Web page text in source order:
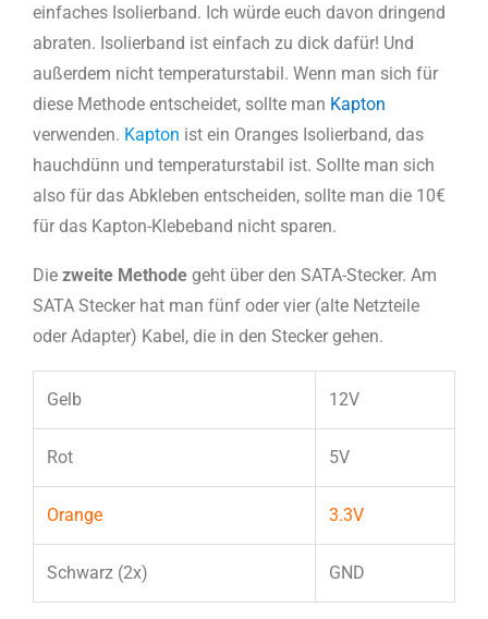
einfaches Isolierband. Ich würde euch davon dringend
abraten. Isolierband ist einfach zu dick dafür! Und
außerdem nicht temperaturstabil. Wenn man sich für
diese Methode entscheidet, sollte man Kapton
verwenden. Kapton ist ein Oranges Isolierband, das
hauchdünn und temperaturstabil ist. Sollte man sich
also für das Abkleben entscheiden, sollte man die 10€
für das Kapton-Klebeband nicht sparen.
Die zweite Methode geht über den SATA-Stecker. Am
SATA Stecker hat man fünf oder vier (alte Netzteile
oder Adapter) Kabel, die in den Stecker gehen.
Gelb 12V
Rot 5V
Orange 3.3V
Schwarz (2x) GND